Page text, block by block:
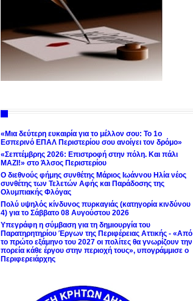
«Μια δεύτερη ευκαιρία για το μέλλον σου: Το 1ο
Εσπερινό ΕΠΑΛ Περιστερίου σου ανοίγει τον δρόμο»
«Σεπτέμβρης 2026: Επιστροφή στην πόλη. Και πάλι
ΜΑΖΙ!» στο Άλσος Περιστερίου
Ο διεθνούς φήμης συνθέτης Μάριος Ιωάννου Ηλία νέος
συνθέτης των Τελετών Αφής και Παράδοσης της
Ολυμπιακής Φλόγας
Πολύ υψηλός κίνδυνος πυρκαγιάς (κατηγορία κινδύνου
4) για το Σάββατο 08 Αυγούστου 2026
Υπεγράφη η σύμβαση για τη δημιουργία του
Παρατηρητηρίου Έργων της Περιφέρειας Αττικής - «Από
το πρώτο εξάμηνο του 2027 οι πολίτες θα γνωρίζουν την
πορεία κάθε έργου στην περιοχή τους», υπογράμμισε ο
Περιφερειάρχης